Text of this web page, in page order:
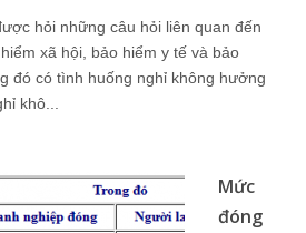
hỏi những câu hỏi liên quan đến
xã hội, bảo hiểm y tế và bảo
đó có tình huống nghỉ không hưởng
khô...
Mức
đóng